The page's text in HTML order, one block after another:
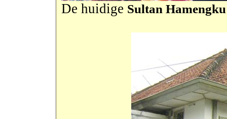
De huidige Sultan